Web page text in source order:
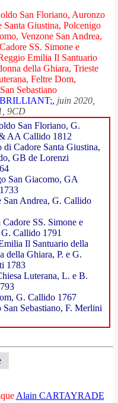
San Floriano, Auronzo
Santa Giustina, Polcenigo
Venzone San Andrea,
SS. Simone e
Emilia Il Santuario
della Ghiara, Trieste
Feltre Dom,
Sebastiano
juin 2020,
9CD
San Floriano, G.
AA Callido 1812
di Cadore Santa Giustina,
GB de Lorenzi
San Giacomo, GA
San Andrea, G. Callido
SS. Simone e
Callido 1791
Il Santuario della
della Ghiara, P. e G.
1783
Luterana, L. e B.
G. Callido 1767
San Sebastiano, F. Merlini
Alain CARTAYRADE